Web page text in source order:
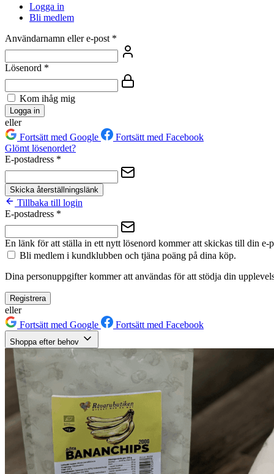
Logga in
Bli medlem
Användarnamn eller e-post *
Lösenord *
Kom ihåg mig
Logga in
eller
Fortsätt med Google
Fortsätt med Facebook
Glömt lösenordet?
E-postadress *
Skicka återställningslänk
Tillbaka till login
E-postadress *
En länk för att ställa in ett nytt lösenord kommer att skickas till din e-
Bli medlem i kundklubben och tjäna poäng på dina köp.
Dina personuppgifter kommer att användas för att stödja din
Registrera
eller
Fortsätt med Google
Fortsätt med Facebook
Shoppa efter behov